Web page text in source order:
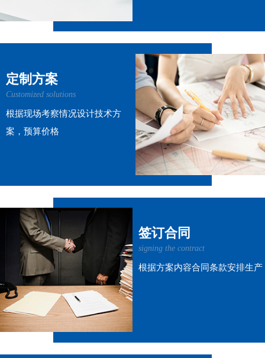
定制方案
Customized solutions
根据现场考察情况设计技术方
案，预算价格
签订合同
signing the contract
根据方案内容合同条款安排生产